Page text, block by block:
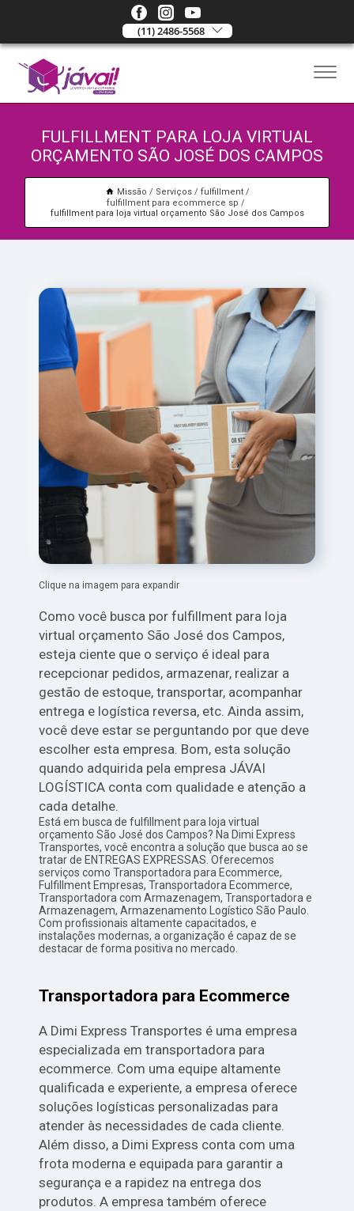
(11) 2486-5568
FULFILLMENT PARA LOJA VIRTUAL
ORÇAMENTO SÃO JOSÉ DOS CAMPOS
Missão Serviços
fulfillment
fulfillment para ecommerce sp
fulfillment para loja virtual orçamento São José dos Campos
Clique na imagem para expandir
Como você busca por fulfillment para loja
virtual orçamento São José dos Campos,
esteja ciente que o serviço é ideal para
recepcionar pedidos, armazenar, realizar a
gestão de estoque, transportar, acompanhar
entrega e logística reversa, etc. Ainda assim,
você deve estar se perguntando por que deve
escolher esta empresa. Bom, esta solução
quando adquirida pela empresa JÁVAI
LOGÍSTICA conta com qualidade e atenção a
cada detalhe.
Está em busca de fulfillment para loja virtual
orçamento São José dos Campos? Na Dimi Express
Transportes, você encontra a solução que busca ao se
tratar de ENTREGAS EXPRESSAS. Oferecemos
serviços como Transportadora para Ecommerce,
Fulfillment Empresas, Transportadora Ecommerce,
Transportadora com Armazenagem, Transportadora e
Armazenagem, Armazenamento Logístico São Paulo.
Com profissionais altamente capacitados, e
instalações modernas, a organização é capaz de se
destacar de forma positiva no mercado.
Transportadora para Ecommerce
A Dimi Express Transportes é uma empresa
especializada em transportadora para
ecommerce. Com uma equipe altamente
qualificada e experiente, a empresa oferece
soluções logísticas personalizadas para
atender às necessidades de cada cliente.
Além disso, a Dimi Express conta com uma
frota moderna e equipada para garantir a
segurança e a rapidez na entrega dos
produtos. A empresa também oferece